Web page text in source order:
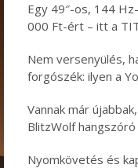
Egy 49″-os, 144
000 Ft-ért – itt a
Nem versenyülés,
forgószék: ilyen a
Vannak már
BlitzWolf
Nyomkövetés és